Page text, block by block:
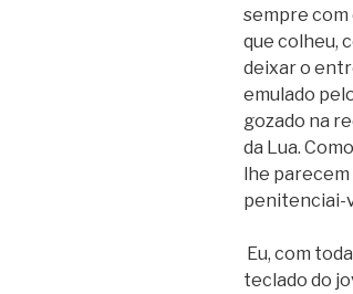
sempre com
que colheu,
deixar o
emulado
gozado na
da Lua.
lhe parecem
penitenciai-
Eu, com
teclado do